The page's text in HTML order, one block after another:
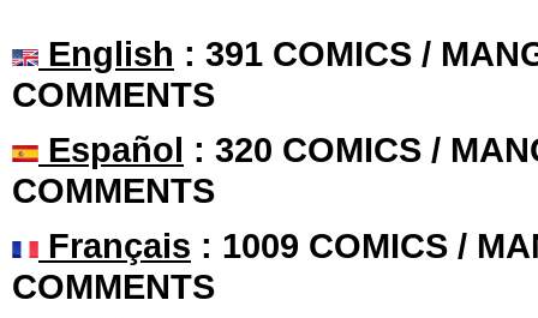
English : 391 COMICS /
COMMENTS
Español : 320 COMICS /
COMMENTS
Français : 1009 COMICS /
COMMENTS